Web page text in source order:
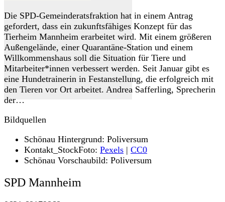
Die SPD-Gemeinderatsfraktion hat in einem Antrag
gefordert, dass ein zukunftsfähiges Konzept für das
Tierheim Mannheim erarbeitet wird. Mit einem größeren
Außengelände, einer Quarantäne-Station und einem
Willkommenshaus soll die Situation für Tiere und
Mitarbeiter*innen verbessert werden. Seit Januar gibt es
eine Hundetrainerin in Festanstellung, die erfolgreich mit
den Tieren vor Ort arbeitet. Andrea Safferling, Sprecherin
der…
Bildquellen
Schönau Hintergrund: Poliversum
Kontakt_StockFoto: Pexels | CC0
Schönau Vorschaubild: Poliversum
SPD Mannheim